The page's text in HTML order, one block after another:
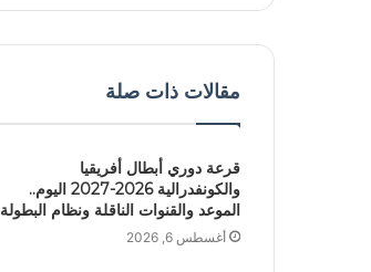
مقالات ذات صلة
قرعة دوري أبطال أفريقيا
والكونفدرالية 2026-2027 اليوم..
الموعد والقنوات الناقلة ونظام البطولة
أغسطس 6, 2026